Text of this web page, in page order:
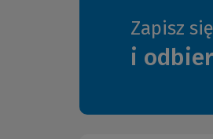
Zapisz
i